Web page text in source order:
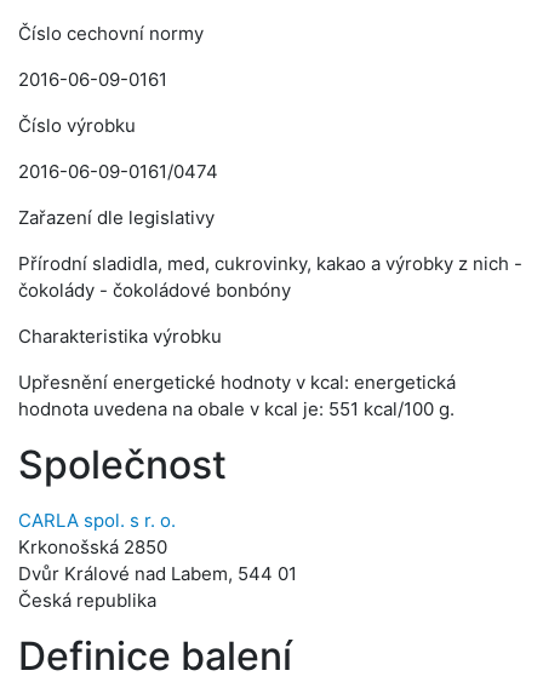
Číslo cechovní normy
2016-06-09-0161
Číslo výrobku
2016-06-09-0161/0474
Zařazení dle legislativy
Přírodní sladidla, med, cukrovinky, kakao a výrobky z nich -
čokolády - čokoládové bonbóny
Charakteristika výrobku
Upřesnění energetické hodnoty v kcal: energetická
hodnota uvedena na obale v kcal je: 551 kcal/100 g.
Společnost
CARLA spol. s r. o.
Krkonošská 2850
Dvůr Králové nad Labem, 544 01
Česká republika
Definice balení